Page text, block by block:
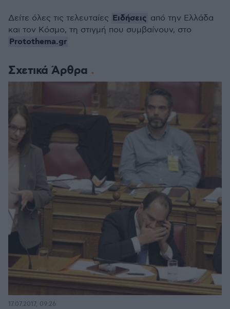
Σχετικά Άρθρα
17.07.2017, 09:26
Δείτε όλες τις τελευταίες Ειδήσεις από την Ελλάδα
και τον Κόσμο, τη στιγμή που συμβαίνουν, στο
Protothema.gr